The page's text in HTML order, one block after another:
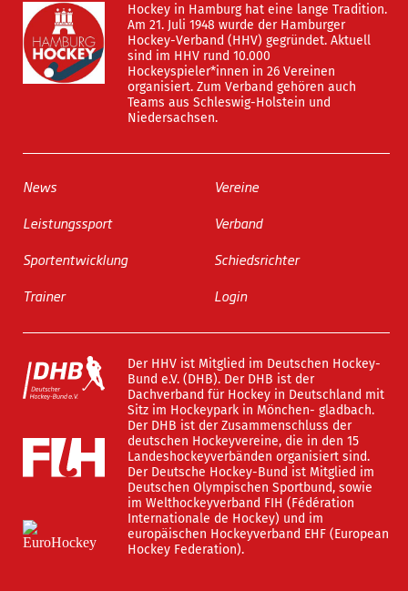
Hockey in Hamburg hat eine lange Tradition.
Am 21. Juli 1948 wurde der Hamburger
Hockey-Verband (HHV) gegründet. Aktuell
sind im HHV rund 10.000
Hockeyspieler*innen in 26 Vereinen
organisiert. Zum Verband gehören auch
Teams aus Schleswig-Holstein und
Niedersachsen.
News
Leistungssport
Sportentwicklung
Trainer
Vereine
Verband
Schiedsrichter
Login
Der HHV ist Mitglied im Deutschen Hockey-
Bund e.V. (DHB). Der DHB ist der
Dachverband für Hockey in Deutschland mit
Sitz im Hockeypark in Mönchen- gladbach.
Der DHB ist der Zusammenschluss der
deutschen Hockeyvereine, die in den 15
Landeshockeyverbänden organisiert sind.
Der Deutsche Hockey-Bund ist Mitglied im
Deutschen Olympischen Sportbund, sowie
im Welthockeyverband FIH (Fédération
Internationale de Hockey) und im
europäischen Hockeyverband EHF (European
Hockey Federation).